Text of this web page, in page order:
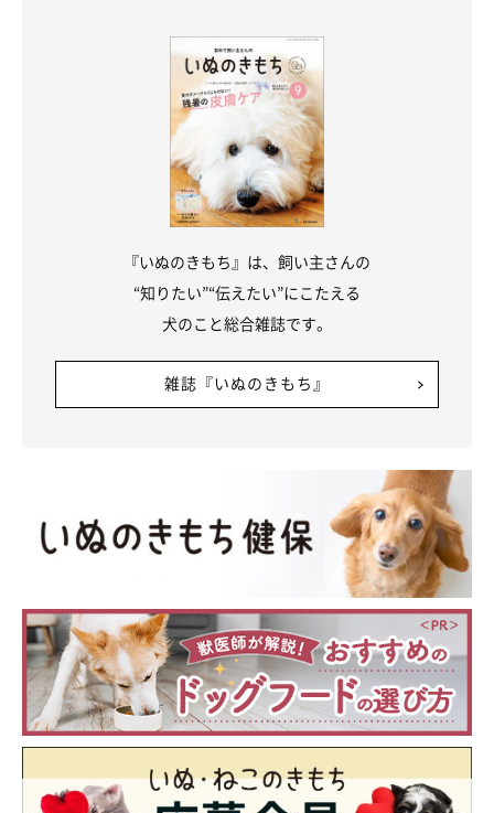
『いぬのきもち』は、飼い主さんの
“知りたい”“伝えたい”にこたえる
犬のこと総合雑誌です。
雑誌『いぬのきもち』